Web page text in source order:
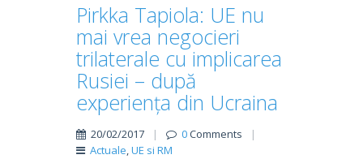
Pirkka Tapiola: UE nu
mai vrea negocieri
trilaterale cu implicarea
Rusiei – după
experiența din Ucraina
20/02/2017 | 0Comments
|
Actuale,UE si RM